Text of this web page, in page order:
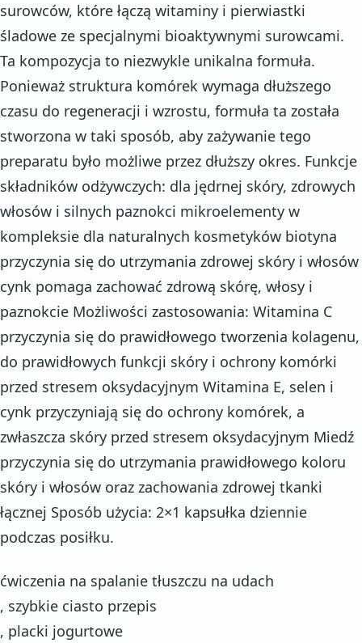
surowców, które łączą witaminy i pierwiastki
śladowe ze specjalnymi bioaktywnymi surowcami.
Ta kompozycja to niezwykle unikalna formuła.
Ponieważ struktura komórek wymaga dłuższego
czasu do regeneracji i wzrostu, formuła ta została
stworzona w taki sposób, aby zażywanie tego
preparatu było możliwe przez dłuższy okres. Funkcje
składników odżywczych: dla jędrnej skóry, zdrowych
włosów i silnych paznokci mikroelementy w
kompleksie dla naturalnych kosmetyków biotyna
przyczynia się do utrzymania zdrowej skóry i włosów
cynk pomaga zachować zdrową skórę, włosy i
paznokcie Możliwości zastosowania: Witamina C
przyczynia się do prawidłowego tworzenia kolagenu,
do prawidłowych funkcji skóry i ochrony komórki
przed stresem oksydacyjnym Witamina E, selen i
cynk przyczyniają się do ochrony komórek, a
zwłaszcza skóry przed stresem oksydacyjnym Miedź
przyczynia się do utrzymania prawidłowego koloru
skóry i włosów oraz zachowania zdrowej tkanki
łącznej Sposób użycia: 2×1 kapsułka dziennie
podczas posiłku.
ćwiczenia na spalanie tłuszczu na udach
, szybkie ciasto przepis
, placki jogurtowe